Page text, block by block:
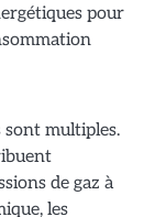
pour
sont multiples.
de gaz à
les